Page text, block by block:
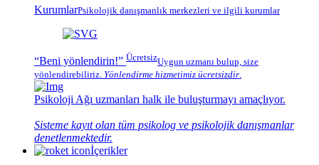
KurumlarPsikolojik danışmanlık merkezleri ve ilgili kurumlar
“Beni yönlendirin!” ÜcretsizUygun uzmanı bulup, size
yönlendirebiliriz. Yönlendirme hizmetimiz ücretsizdir.
Psikoloji Ağı uzmanları halk ile buluşturmayı amaçlıyor.
Sisteme kayıt olan tüm psikolog ve psikolojik danışmanlar
denetlenmektedir.
İçerikler